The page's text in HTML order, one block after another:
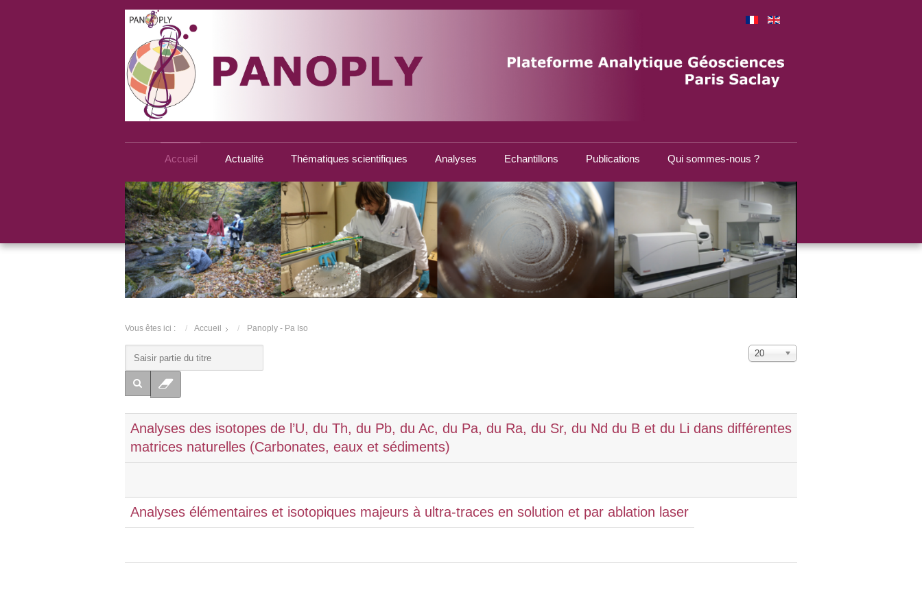
Accueil Actualité Thématiques scientifiques Analyses Echantillons Publications Qui sommes-nous ?
Vous êtes ici : Accueil Panoply - Pa Iso
20
Analyses des isotopes de l’U, du Th, du Pb, du Ac, du Pa, du Ra, du Sr, du Nd du B et du Li dans différentes
matrices naturelles (Carbonates, eaux et sédiments)
Analyses élémentaires et isotopiques majeurs à ultra-traces en solution et par ablation laser